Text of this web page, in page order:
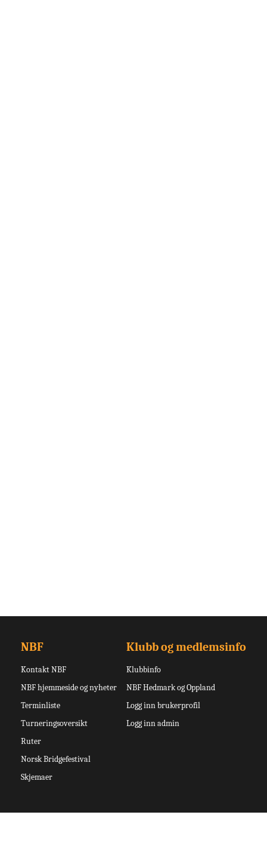
NBF
Kontakt NBF
NBF hjemmeside og nyheter
Terminliste
Turneringsoversikt
Ruter
Norsk Bridgefestival
Skjemaer
Klubb og medlemsinfo
Klubbinfo
NBF Hedmark og Oppland
Logg inn brukerprofil
Logg inn admin